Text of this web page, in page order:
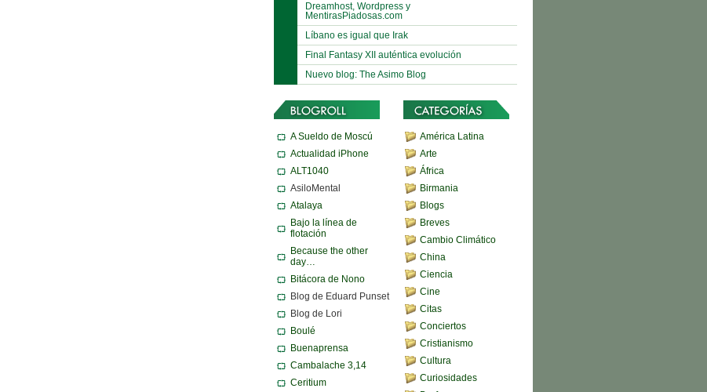
Dreamhost, Wordpress y
MentirasPiadosas.com
Líbano es igual que Irak
Final Fantasy XII auténtica evolución
Nuevo blog: The Asimo Blog
A Sueldo de Moscú
Actualidad iPhone
ALT1040
AsiloMental
Atalaya
Bajo la línea de
flotación
Because the other
day…
Bitácora de Nono
Blog de Eduard Punset
Blog de Lori
Boulé
Buenaprensa
Cambalache 3,14
Ceritium
América Latina
Arte
África
Birmania
Blogs
Breves
Cambio Climático
China
Ciencia
Cine
Citas
Conciertos
Cristianismo
Cultura
Curiosidades